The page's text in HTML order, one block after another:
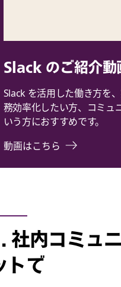
Slack のご紹介動
Slack を活用した働き方を
務効率化したい方、コミュ
いう方におすすめです。
動画はこちら
社内コミュ
トで